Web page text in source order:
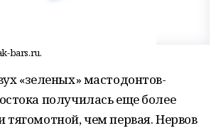
bars.ru.
«зеленых» мастодонтов-
получилась еще более
тягомотной, чем первая. Нервов